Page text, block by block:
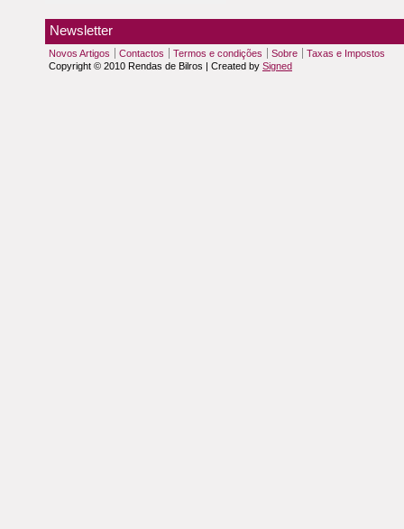
Newsletter
Novos Artigos Contactos Termos e condições Sobre
Taxas e Impostos
Copyright © 2010 Rendas de Bilros | Created by Signed